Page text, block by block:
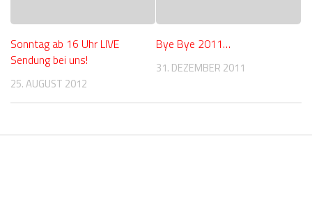
Sonntag ab 16 Uhr LIVE
Sendung bei uns!
25. AUGUST 2012
Bye Bye 2011…
31. DEZEMBER 2011